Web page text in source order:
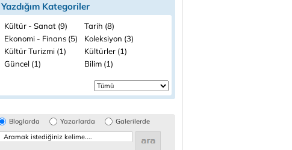
Yazdığım Kategoriler
Kültür - Sanat (9)
Tarih (8)
Ekonomi - Finans (5)
Koleksiyon (3)
Kültür Turizmi (1)
Kültürler (1)
Güncel (1)
Bilim (1)
Bloglarda Yazarlarda Galerilerde